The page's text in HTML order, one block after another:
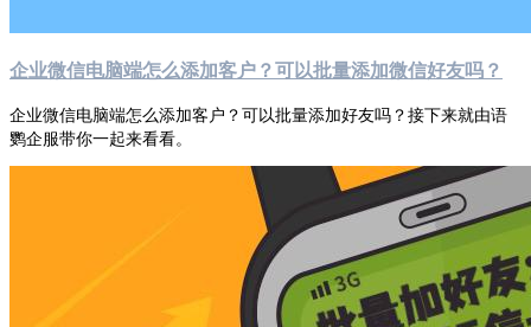
企业微信电脑端怎么添加客户？可以批量添加微信好友吗？
企业微信电脑端怎么添加客户？可以批量添加好友吗？接下来就由语
鹦企服带你一起来看看。